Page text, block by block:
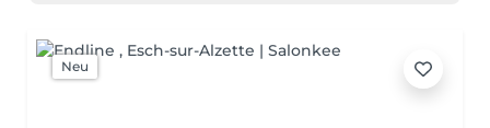
Neu